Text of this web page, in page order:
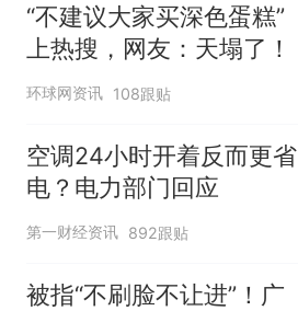
“不建议大家买深色蛋糕”
上热搜，网友：天塌了！
环球网资讯 108跟贴
空调24小时开着反而更省
电？电力部门回应
第一财经资讯 892跟贴
被指“不刷脸不让进”！广